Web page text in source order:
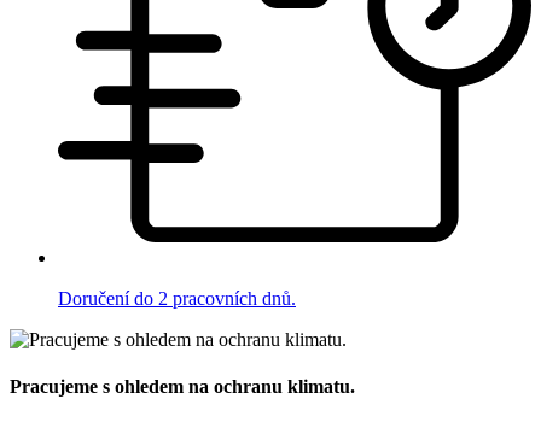
Doručení do 2 pracovních dnů.
Pracujeme s ohledem na ochranu klimatu.